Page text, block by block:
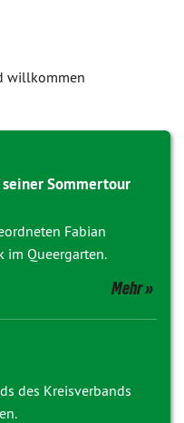
willkommen
seiner Sommertour
Fabian
im Queergarten.
Mehr
des Kreisverbands